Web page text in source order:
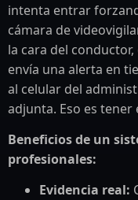
intenta entrar
cámara de
la cara del
envía una alerta en
al celular del
adjunta. Eso es
Beneficios de un
profesionales:
Evidencia real: